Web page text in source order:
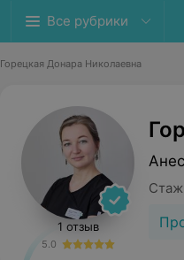
Все рубрики
Горецкая Донара Николаевна
1 отзыв
5.0